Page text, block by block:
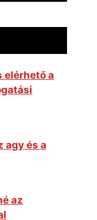
elérhető a
agy és a
az